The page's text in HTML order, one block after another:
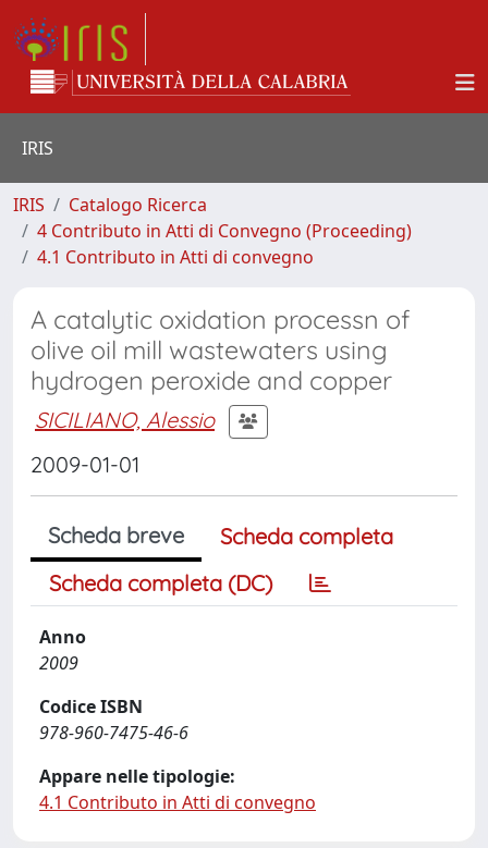
IRIS
IRIS
Catalogo Ricerca
4 Contributo in Atti di Convegno (Proceeding)
4.1 Contributo in Atti di convegno
A catalytic oxidation processn of
olive oil mill wastewaters using
hydrogen peroxide and copper
SICILIANO, Alessio
2009-01-01
Scheda breve
Scheda completa
Scheda completa (DC)
Anno
2009
Codice ISBN
978-960-7475-46-6
Appare nelle tipologie:
4.1 Contributo in Atti di convegno